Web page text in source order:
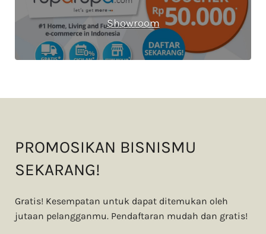
Showroom
PROMOSIKAN BISNISMU
SEKARANG!
Gratis! Kesempatan untuk dapat ditemukan oleh
jutaan pelangganmu. Pendaftaran mudah dan gratis!